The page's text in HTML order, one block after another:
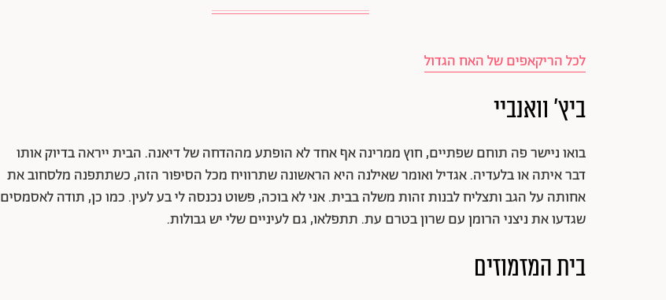
לכל הריקאפים של האח הגדול
ביץ' וואנביי
בואו ניישר פה תוחם שפתיים, חוץ ממרינה אף אחד לא הופתע מההדחה של דיאנה. הבית ייראה בדיוק אותו
דבר איתה או בלעדיה. אגדיל ואומר שאילנה היא הראשונה שתרוויח מכל הסיפור הזה, כשתתפנה מלסחוב את
אחותה על הגב ותצליח לבנות זהות משלה בבית. אני לא בוכה, פשוט נכנסה לי בע לעין. כמו כן, תודה לאסמסים
שגדעו את ניצני הרומן עם שרון בטרם עת. תתפלאו, גם לעיניים שלי יש גבולות.
בית המזמוזים